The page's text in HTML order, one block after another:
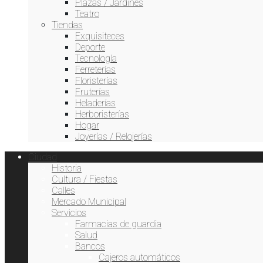
Plazas / Jardines
Teatro
Tiendas
Exquisiteces
Deporte
Tecnología
Ferreterías
Floristerías
Fruterías
Heladerías
Herboristerías
Hogar
Joyerías / Relojerías
Ciudad
Historia
Cultura / Fiestas
Calles
Mercado Municipal
Servicios
Farmacias de guardia
Salud
Bancos
Cajeros automáticos
Tiempo3.com